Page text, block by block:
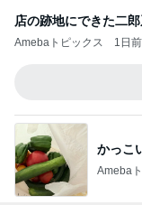
店の跡地にできた二
Amebaトピックス 1日前
かっこ
Ameba